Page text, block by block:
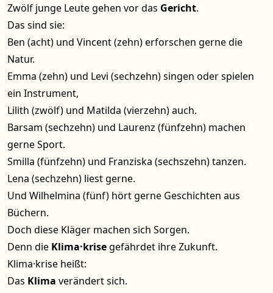
Zwölf junge Leute gehen vor das Gericht.
Das sind sie:
Ben (acht) und Vincent (zehn) erforschen gerne die
Natur.
Emma (zehn) und Levi (sechzehn) singen oder spielen
ein Instrument,
Lilith (zwölf) und Matilda (vierzehn) auch.
Barsam (sechzehn) und Laurenz (fünfzehn) machen
gerne Sport.
Smilla (fünfzehn) und Franziska (sechszehn) tanzen.
Lena (sechzehn) liest gerne.
Und Wilhelmina (fünf) hört gerne Geschichten aus
Büchern.
Doch diese Kläger machen sich Sorgen.
Denn die Klima·krisegefährdet ihre Zukunft.
Klima·krise heißt:
Das Klima verändert sich.